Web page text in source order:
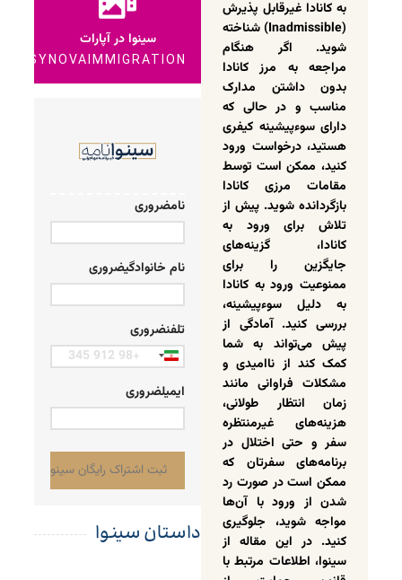
به کانادا غیرقابل پذیرش
(Inadmissible) شناخته
شوید. اگر هنگام
مراجعه به مرز کانادا
بدون داشتن مدارک
مناسب و در حالی که
دارای سوءپیشینه کیفری
هستید، درخواست ورود
کنید، ممکن است توسط
مقامات مرزی کانادا
بازگردانده شوید. پیش از
تلاش برای ورود به
کانادا، گزینه‌های
جایگزین را برای
ممنوعیت ورود به کانادا
به دلیل سوءپیشینه،
بررسی کنید. آمادگی از
پیش می‌تواند به شما
کمک کند از ناامیدی و
مشکلات فراوانی مانند
زمان انتظار طولانی،
هزینه‌های غیرمنتظره
سفر و حتی اختلال در
برنامه‌های سفرتان که
ممکن است در صورت رد
شدن از ورود با آن‌ها
مواجه شوید، جلوگیری
کنید. در این مقاله از
سینوا، اطلاعات مرتبط با
سینوا در آپارات
SYNOVAIMMIGRATION
نامضروری
نام خانوادگیضروری
تلفنضروری
Iran
ایمیلضروری
داستان سینوا